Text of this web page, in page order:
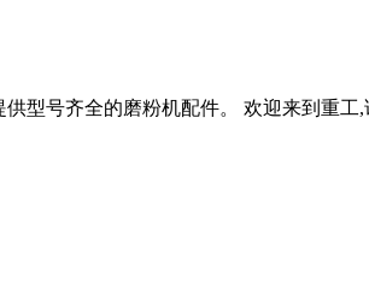
型号齐全的磨粉机配件。 欢迎来到重工,